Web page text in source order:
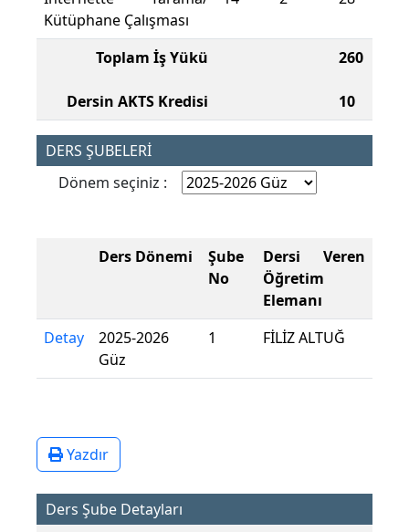
Kütüphane Çalışması
Toplam İş Yükü
Dersin AKTS Kredisi
260
10
DERS ŞUBELERİ
Dönem seçiniz :
Ders Dönemi
Şube
No
Dersi Veren
Öğretim
Elemanı
Detay
2025-2026
Güz
1 FİLİZ ALTUĞ
Yazdır
Ders Şube Detayları